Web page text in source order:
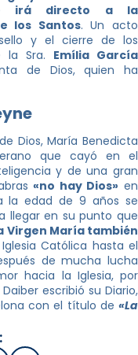
irá directo a la
los Santos. Un acto
y el cierre de los
la Sra. Emília García
de Dios, quien ha
Dios, María Benedicta
que cayó en el
y de una gran
«no hay Dios» en
la edad de 9 años se
llegar en su punto que
Virgen María también
Católica hasta el
de mucha lucha
hacia la Iglesia, por
escribió su Diario,
con el título de «La